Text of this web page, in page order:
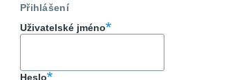
Přihlášení
Uživatelské jméno
Heslo